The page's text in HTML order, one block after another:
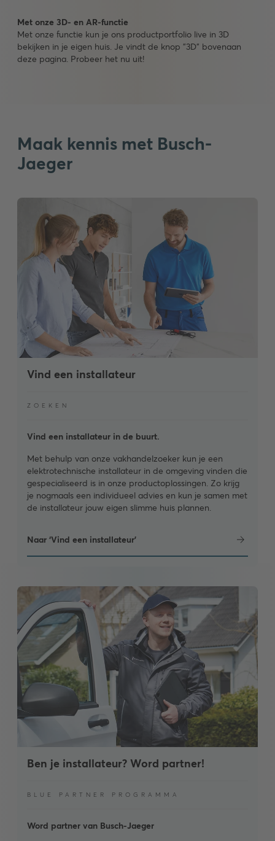
Met onze 3D- en AR-functie
Met onze functie kun je ons productportfolio live in 3D
bekijken in je eigen huis. Je vindt de knop "3D" bovenaan
deze pagina. Probeer het nu uit!
Maak kennis met Busch-
Jaeger
Vind een installateur
ZOEKEN
Vind een installateur in de buurt.
Met behulp van onze vakhandelzoeker kun je een
elektrotechnische installateur in de omgeving vinden die
gespecialiseerd is in onze productoplossingen. Zo krijg
je nogmaals een individueel advies en kun je samen met
de installateur jouw eigen slimme huis plannen.
Naar ‘Vind een installateur’
Ben je installateur? Word partner!
BLUE PARTNER PROGRAMMA
Word partner van Busch-Jaeger